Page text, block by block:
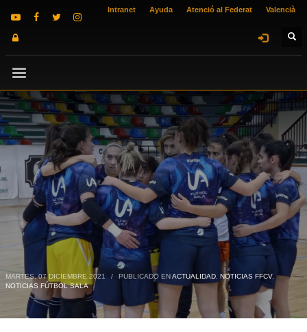
Intranet Ayuda Atenció al Federat Valencià
MARTES, 07 DICIEMBRE 2021 / PUBLICADO EN ACTUALIDAD, NOTICIAS FFCV,
NOTICIAS FÚTBOL SALA